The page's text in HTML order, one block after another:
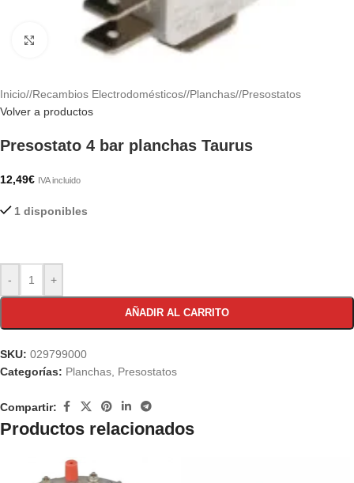
Haga clic para ampliar
Inicio/ Recambios Electrodomésticos/ Planchas/ Presostatos
Volver a productos
Presostato 4 bar planchas Taurus
12,49€ IVA incluido
1 disponibles
- +
AÑADIR AL CARRITO
SKU: 029799000
Categorías: Planchas Presostatos
Compartir:
Productos relacionados